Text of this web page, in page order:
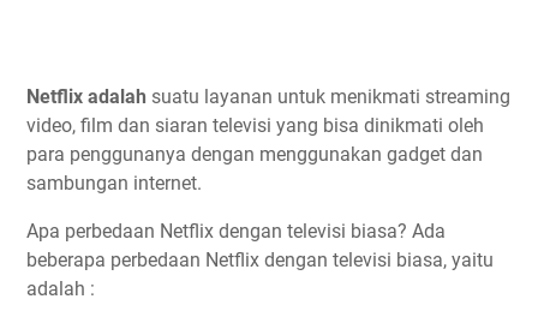
Netflix adalah suatu layanan untuk menikmati streaming
video, film dan siaran televisi yang bisa dinikmati oleh
para penggunanya dengan menggunakan gadget dan
sambungan internet.
Apa perbedaan Netflix dengan televisi biasa? Ada
beberapa perbedaan Netflix dengan televisi biasa, yaitu
adalah :